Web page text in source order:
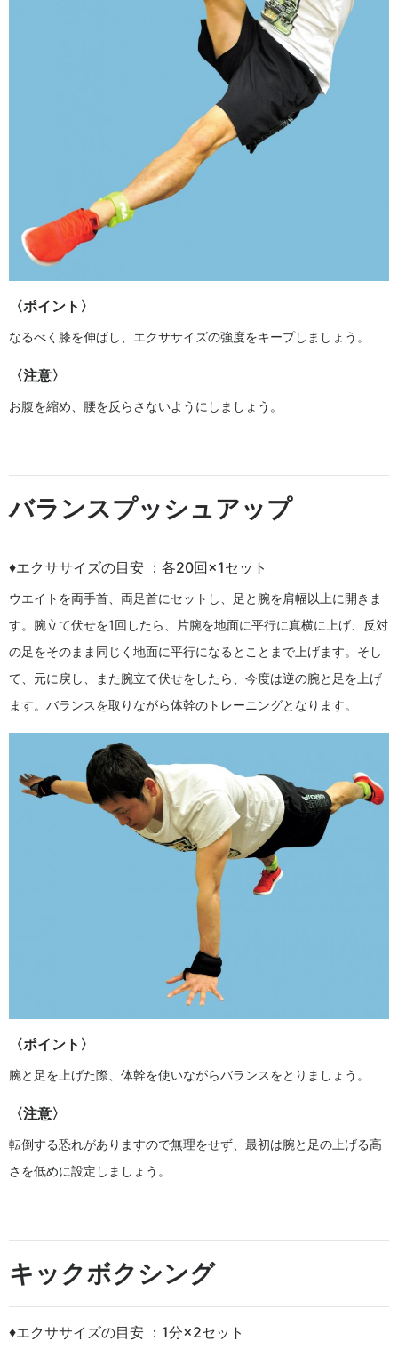
〈ポイント〉
なるべく膝を伸ばし、エクササイズの強度をキープしましょう。
〈注意〉
お腹を縮め、腰を反らさないようにしましょう。
バランスプッシュアップ
♦エクササイズの目安 ：各20回×1セット
ウエイトを両手首、両足首にセットし、足と腕を肩幅以上に開きま
す。腕立て伏せを1回したら、片腕を地面に平行に真横に上げ、反対
の足をそのまま同じく地面に平行になるとことまで上げます。そし
て、元に戻し、また腕立て伏せをしたら、今度は逆の腕と足を上げ
ます。バランスを取りながら体幹のトレーニングとなります。
〈ポイント〉
腕と足を上げた際、体幹を使いながらバランスをとりましょう。
〈注意〉
転倒する恐れがありますので無理をせず、最初は腕と足の上げる高
さを低めに設定しましょう。
キックボクシング
♦エクササイズの目安 ：1分×2セット